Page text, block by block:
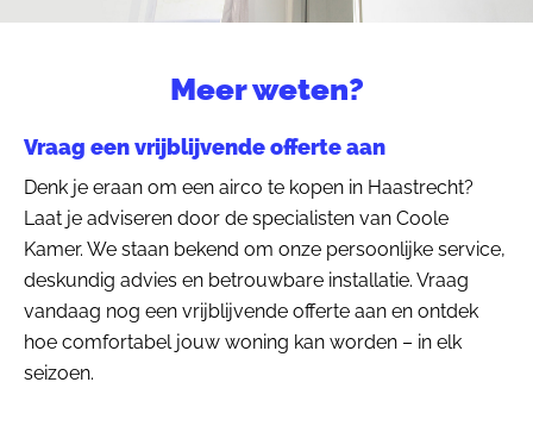
Meer weten?
Vraag een vrijblijvende offerte aan
Denk je eraan om een airco te kopen in Haastrecht?
Laat je adviseren door de specialisten van Coole
Kamer. We staan bekend om onze persoonlijke service,
deskundig advies en betrouwbare installatie. Vraag
vandaag nog een vrijblijvende offerte aan en ontdek
hoe comfortabel jouw woning kan worden – in elk
seizoen.